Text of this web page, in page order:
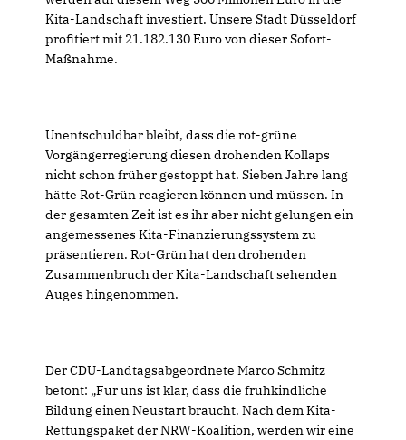
Kita-Landschaft investiert. Unsere Stadt Düsseldorf
profitiert mit 21.182.130 Euro von dieser Sofort-
Maßnahme.
Unentschuldbar bleibt, dass die rot-grüne
Vorgängerregierung diesen drohenden Kollaps
nicht schon früher gestoppt hat. Sieben Jahre lang
hätte Rot-Grün reagieren können und müssen. In
der gesamten Zeit ist es ihr aber nicht gelungen ein
angemessenes Kita-Finanzierungssystem zu
präsentieren. Rot-Grün hat den drohenden
Zusammenbruch der Kita-Landschaft sehenden
Auges hingenommen.
Der CDU-Landtagsabgeordnete Marco Schmitz
betont: „Für uns ist klar, dass die frühkindliche
Bildung einen Neustart braucht. Nach dem Kita-
Rettungspaket der NRW-Koalition, werden wir eine